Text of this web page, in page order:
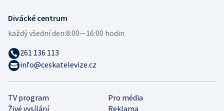
TV program
Pro média
Živé vysílání
Reklama
Divácké centrum
každý všední den:8:00—16:00 hodin
261 136 113
info@ceskatelevize.cz